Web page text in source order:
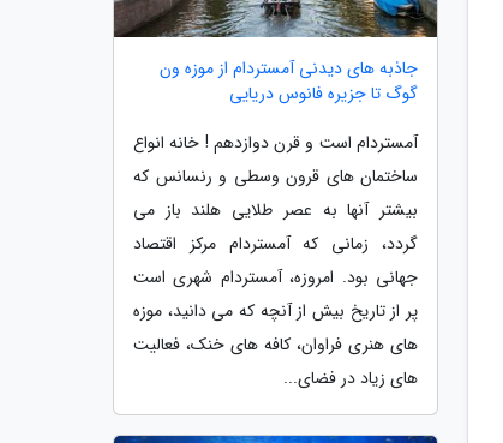
جاذبه های دیدنی آمستردام از موزه ون
گوگ تا جزیره فانوس دریایی
آمستردام است و قرن دوازدهم ! خانه انواع
ساختمان های قرون وسطی و رنسانس که
بیشتر آنها به عصر طلایی هلند باز می
گردد، زمانی که آمستردام مرکز اقتصاد
جهانی بود. امروزه، آمستردام شهری است
پر از تاریخ بیش از آنچه که می دانید، موزه
های هنری فراوان، کافه های خنک، فعالیت
های زیاد در فضای...